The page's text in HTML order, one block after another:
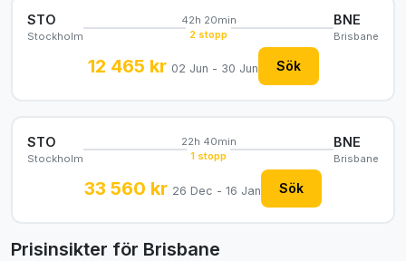
STO
Stockholm
42h 20min
2 stopp
BNE
Brisbane
12 465 kr 02 Jun - 30 Jun Sök
STO
Stockholm
22h 40min
1 stopp
BNE
Brisbane
33 560 kr 26 Dec - 16 Jan Sök
Prisinsikter för Brisbane